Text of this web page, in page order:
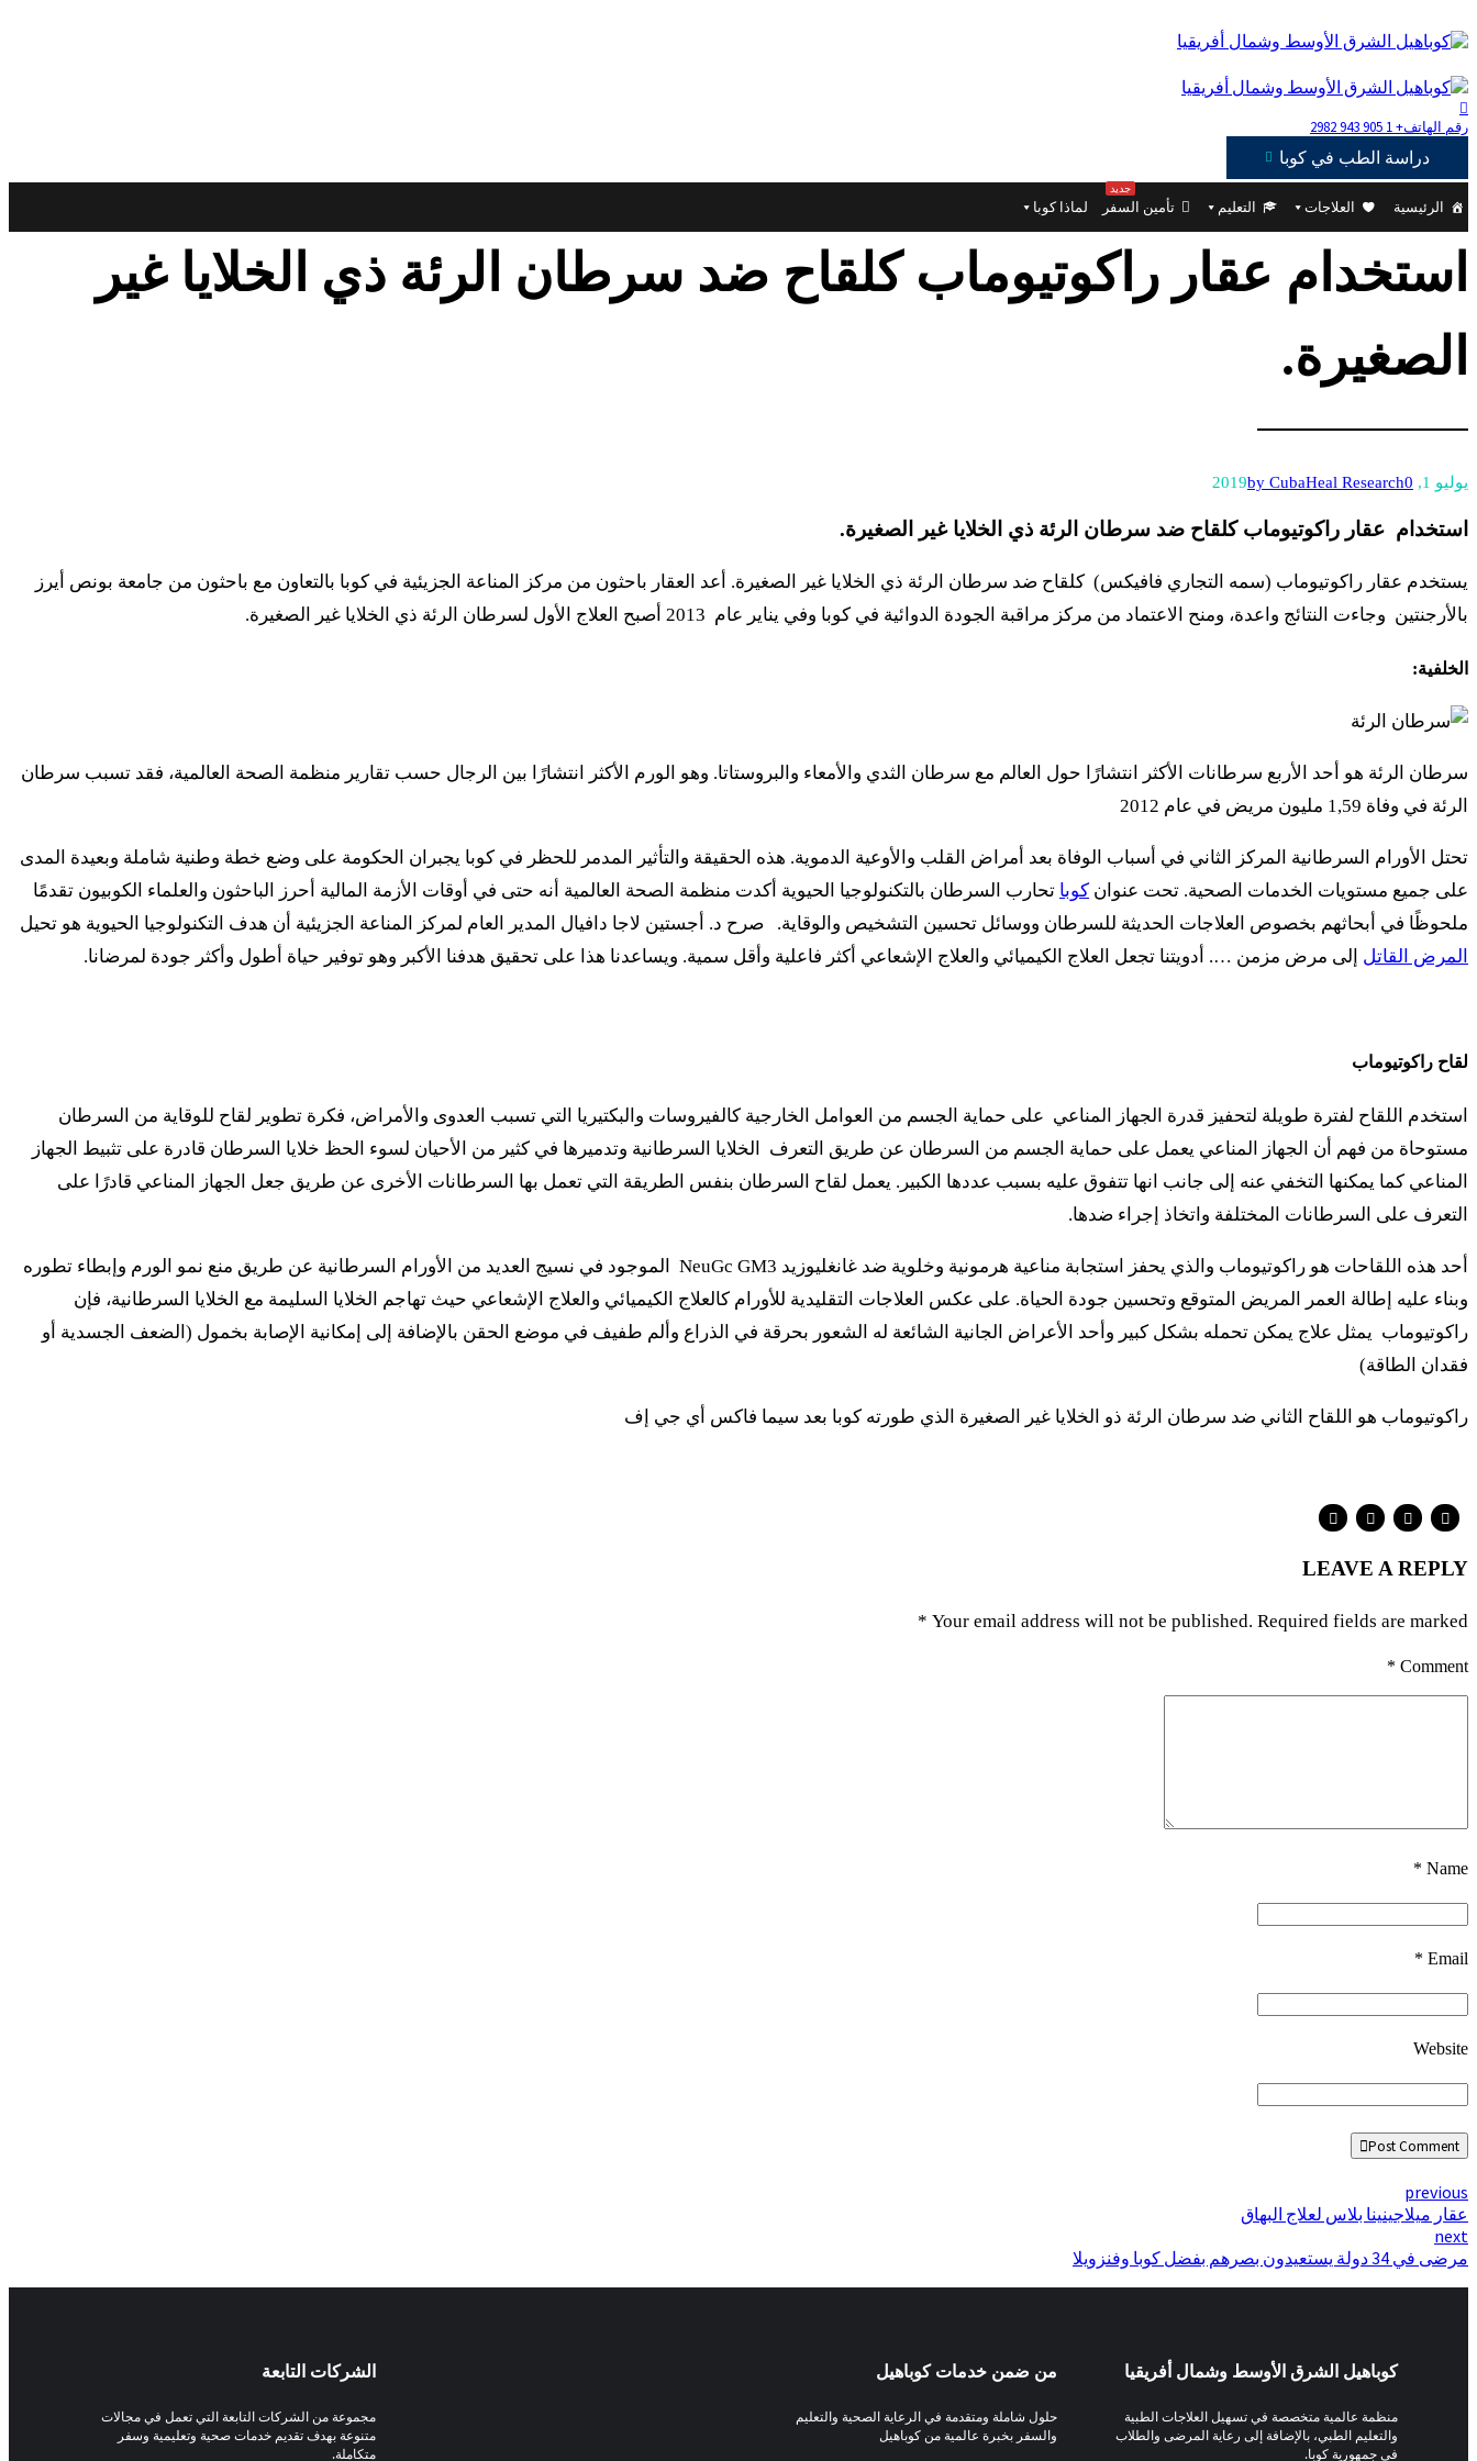
رقم الهاتف+ 1 905 943 2982
دراسة الطب في كوبا
الرئيسية العلاجات التعليم تأمين السفر
جديد
لماذا كوبا
استخدام عقار راكوتيوماب كلقاح ضد سرطان الرئة ذي الخلايا غير
الصغيرة.
يوليو 1, 2019 by CubaHeal Research0
استخدام عقار راكوتيوماب كلقاح ضد سرطان الرئة ذي الخلايا غير الصغيرة.
يستخدم عقار راكوتيوماب (سمه التجاري فافيكس) كلقاح ضد سرطان الرئة ذي الخلايا غير الصغيرة. أعد العقار باحثون من مركز المناعة الجزيئية في كوبا بالتعاون مع باحثون من جامعة بونص أيرز
بالأرجنتين وجاءت النتائج واعدة، ومنح الاعتماد من مركز مراقبة الجودة الدوائية في كوبا وفي يناير عام 2013 أصبح العلاج الأول لسرطان الرئة ذي الخلايا غير الصغيرة.
الخلفية:
سرطان الرئة هو أحد الأربع سرطانات الأكثر انتشارًا حول العالم مع سرطان الثدي والأمعاء والبروستاتا. وهو الورم الأكثر انتشارًا بين الرجال حسب تقارير منظمة الصحة العالمية، فقد تسبب سرطان
الرئة في وفاة 1,59 مليون مريض في عام 2012
تحتل الأورام السرطانية المركز الثاني في أسباب الوفاة بعد أمراض القلب والأوعية الدموية. هذه الحقيقة والتأثير المدمر للحظر في كوبا يجبران الحكومة على وضع خطة وطنية شاملة وبعيدة المدى
على جميع مستويات الخدمات الصحية. تحت عنوان كوبا تحارب السرطان بالتكنولوجيا الحيوية أكدت منظمة الصحة العالمية أنه حتى في أوقات الأزمة المالية أحرز الباحثون والعلماء الكوبيون تقدمًا
ملحوظًا في أبحاثهم بخصوص العلاجات الحديثة للسرطان ووسائل تحسين التشخيص والوقاية. صرح د. أجستين لاجا دافيال المدير العام لمركز المناعة الجزيئية أن هدف التكنولوجيا الحيوية هو تحيل
المرض القاتل إلى مرض مزمن …. أدويتنا تجعل العلاج الكيميائي والعلاج الإشعاعي أكثر فاعلية وأقل سمية. ويساعدنا هذا على تحقيق هدفنا الأكبر وهو توفير حياة أطول وأكثر جودة لمرضانا.
لقاح راكوتيوماب
استخدم اللقاح لفترة طويلة لتحفيز قدرة الجهاز المناعي على حماية الجسم من العوامل الخارجية كالفيروسات والبكتيريا التي تسبب العدوى والأمراض، فكرة تطوير لقاح للوقاية من السرطان
مستوحاة من فهم أن الجهاز المناعي يعمل على حماية الجسم من السرطان عن طريق التعرف الخلايا السرطانية وتدميرها في كثير من الأحيان لسوء الحظ خلايا السرطان قادرة على تثبيط الجهاز
المناعي كما يمكنها التخفي عنه إلى جانب انها تتفوق عليه بسبب عددها الكبير. يعمل لقاح السرطان بنفس الطريقة التي تعمل بها السرطانات الأخرى عن طريق جعل الجهاز المناعي قادرًا على
التعرف على السرطانات المختلفة واتخاذ إجراء ضدها.
أحد هذه اللقاحات هو راكوتيوماب والذي يحفز استجابة مناعية هرمونية وخلوية ضد غانغليوزيد NeuGc GM3 الموجود في نسيج العديد من الأورام السرطانية عن طريق منع نمو الورم وإبطاء تطوره
وبناء عليه إطالة العمر المريض المتوقع وتحسين جودة الحياة. على عكس العلاجات التقليدية للأورام كالعلاج الكيميائي والعلاج الإشعاعي حيث تهاجم الخلايا السليمة مع الخلايا السرطانية، فإن
راكوتيوماب يمثل علاج يمكن تحمله بشكل كبير وأحد الأعراض الجانية الشائعة له الشعور بحرقة في الذراع وألم طفيف في موضع الحقن بالإضافة إلى إمكانية الإصابة بخمول (الضعف الجسدية أو
فقدان الطاقة)
راكوتيوماب هو اللقاح الثاني ضد سرطان الرئة ذو الخلايا غير الصغيرة الذي طورته كوبا بعد سيما فاكس أي جي إف
LEAVE A REPLY
Your email address will not be published. Required fields are marked *
Comment
*
Name *
Email *
Website
Post Comment
previous
عقار ميلاجينينا بلاس لعلاج البهاق
next
مرضى في 34 دولة يستعيدون بصرهم بفضل كوبا وفنزويلا
كوباهيل الشرق الأوسط وشمال أفريقيا
منظمة عالمية متخصصة في تسهيل العلاجات الطبية
والتعليم الطبي، بالإضافة إلى رعاية المرضى والطلاب
في جمهورية كوبا.
من ضمن خدمات كوباهيل
حلول شاملة ومتقدمة في الرعاية الصحية والتعليم
والسفر بخبرة عالمية من كوباهيل
الشركات التابعة
مجموعة من الشركات التابعة التي تعمل في مجالات
متنوعة بهدف تقديم خدمات صحية وتعليمية وسفر
متكاملة.